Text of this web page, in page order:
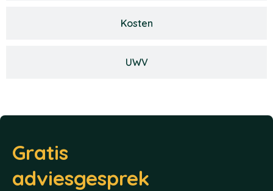
Kosten
UWV
Gratis
adviesgesprek